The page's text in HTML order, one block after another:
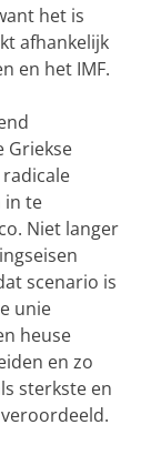
het is
afhankelijk
en het IMF.
Griekse
in te
Niet langer
scenario is
unie
heuse
en zo
sterkste en